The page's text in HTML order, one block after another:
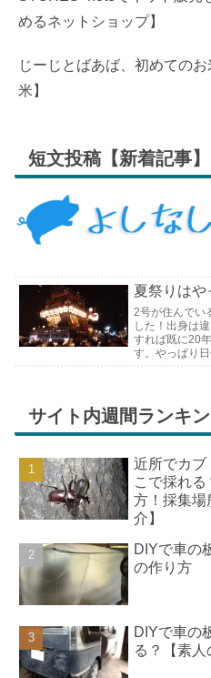
めるネットショップ】
じーじとばあば、初めての
米】
短文投稿【新着記事】
夏祭りはや
2号が住んでい
した！出身は
すれば既に20
す。やっぱり
サイト内週間ランキ
近所でカブ
こで採れ
方！採集場
介】
DIYで車の
の作り方
DIYで車の
る？【素人